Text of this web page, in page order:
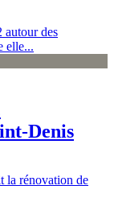
autour des
elle...
Denis
la rénovation de